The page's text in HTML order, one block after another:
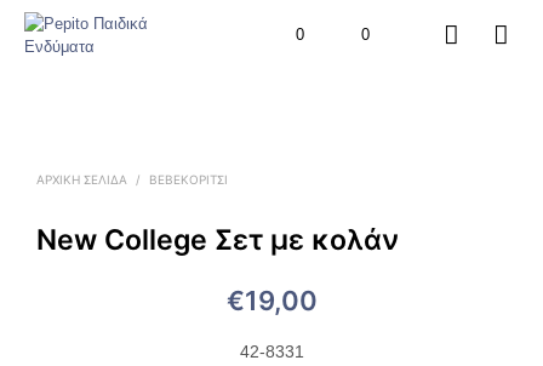
0 0
ΑΡΧΙΚΉ ΣΕΛΊΔΑ / BEBEΚΟΡΊΤΣΙ
New College Σετ με κολάν
€19,00
42-8331